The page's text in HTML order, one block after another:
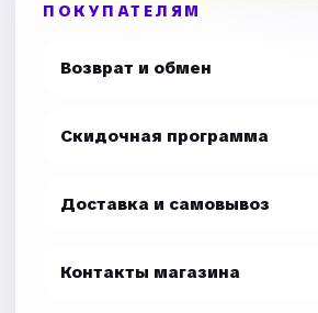
ПОКУПАТЕЛЯМ
Возврат и обмен
Скидочная программа
Доставка и самовывоз
Контакты магазина